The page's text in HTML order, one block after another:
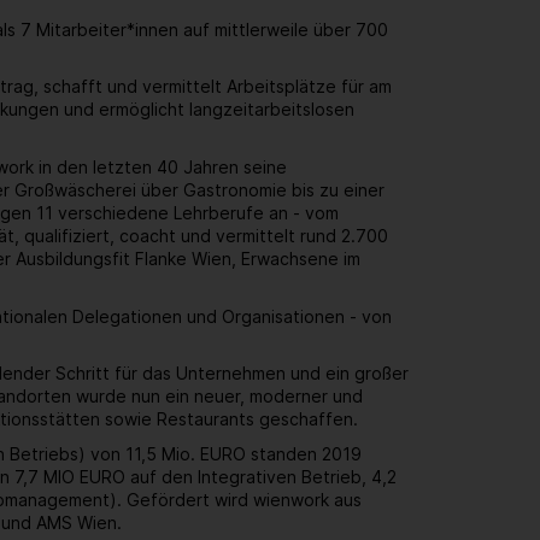
7 Mitarbeiter*innen auf mittlerweile über 700
schafft und vermittelt Arbeitsplätze für am
und ermöglicht langzeitarbeitslosen
in den letzten 40 Jahren seine
über Gastronomie bis zu einer
11 verschiedene Lehrberufe an - vom
qualifiziert, coacht und vermittelt rund 2.700
Flanke Wien, Erwachsene im
Delegationen und Organisationen - von
Schritt für das Unternehmen und ein großer
wurde nun ein neuer, moderner und
sowie Restaurants geschaffen.
von 11,5 Mio. EURO standen 2019
MIO EURO auf den Integrativen Betrieb, 4,2
Gefördert wird wienwork aus
AMS Wien.